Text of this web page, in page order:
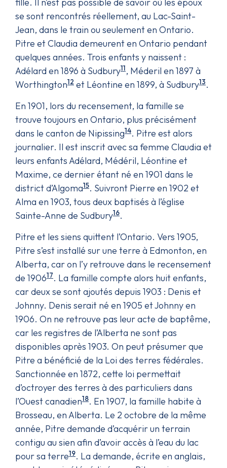
se sont rencontrés réellement, au Lac-Saint-
Jean, dans le train ou seulement en Ontario.
Pitre et Claudia demeurent en Ontario pendant
quelques années. Trois enfants y naissent :
Adélard en 1896 à Sudbury11, Méderil en 1897 à
Worthington12 et Léontine en 1899, à Sudbury13.
En 1901, lors du recensement, la famille se
trouve toujours en Ontario, plus précisément
dans le canton de Nipissing14. Pitre est alors
journalier. Il est inscrit avec sa femme Claudia et
leurs enfants Adélard, Médéril, Léontine et
Maxime, ce dernier étant né en 1901 dans le
district d’Algoma15. Suivront Pierre en 1902 et
Alma en 1903, tous deux baptisés à l’église
Sainte-Anne de Sudbury16.
Pitre et les siens quittent l’Ontario. Vers 1905,
Pitre s’est installé sur une terre à Edmonton, en
Alberta, car on l’y retrouve dans le recensement
de 190617. La famille compte alors huit enfants,
car deux se sont ajoutés depuis 1903 : Denis et
Johnny. Denis serait né en 1905 et Johnny en
1906. On ne retrouve pas leur acte de baptême,
car les registres de l’Alberta ne sont pas
disponibles après 1903. On peut présumer que
Pitre a bénéficié de la Loi des terres fédérales.
Sanctionnée en 1872, cette loi permettait
d’octroyer des terres à des particuliers dans
l’Ouest canadien18. En 1907, la famille habite à
Brosseau, en Alberta. Le 2 octobre de la même
année, Pitre demande d’acquérir un terrain
contigu au sien afin d’avoir accès à l’eau du lac
pour sa terre19. La demande, écrite en anglais,